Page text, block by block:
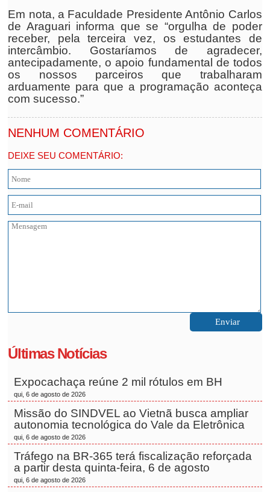
Em nota, a Faculdade Presidente Antônio Carlos
de Araguari informa que se “orgulha de poder
receber, pela terceira vez, os estudantes de
intercâmbio. Gostaríamos de agradecer,
antecipadamente, o apoio fundamental de todos
os nossos parceiros que trabalharam
arduamente para que a programação aconteça
com sucesso.”
NENHUM COMENTÁRIO
DEIXE SEU COMENTÁRIO:
Últimas Notícias
Expocachaça reúne 2 mil rótulos em BH
qui, 6 de agosto de 2026
Missão do SINDVEL ao Vietnã busca ampliar
autonomia tecnológica do Vale da Eletrônica
qui, 6 de agosto de 2026
Tráfego na BR-365 terá fiscalização reforçada
a partir desta quinta-feira, 6 de agosto
qui, 6 de agosto de 2026